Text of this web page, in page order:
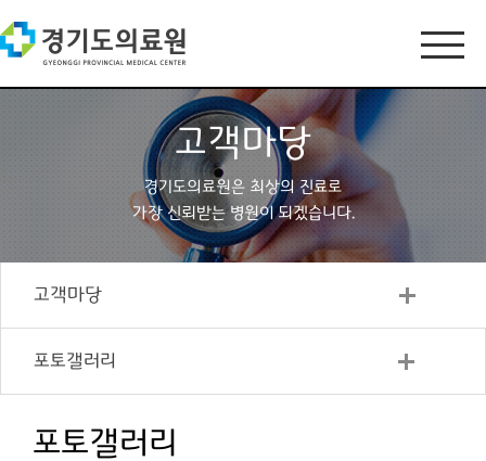
고객마당
경기도의료원은 최상의 진료로
가장 신뢰받는 병원이 되겠습니다.
고객마당
포토갤러리
포토갤러리